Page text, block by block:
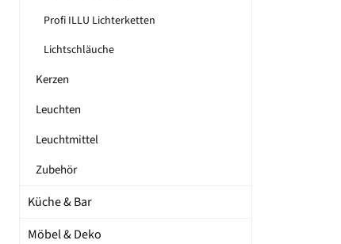
Profi ILLU Lichterketten
Lichtschläuche
Kerzen
Leuchten
Leuchtmittel
Zubehör
Küche & Bar
Möbel & Deko